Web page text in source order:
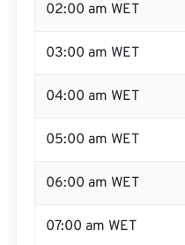
02:00 am WET
03:00 am WET
04:00 am WET
05:00 am WET
06:00 am WET
07:00 am WET